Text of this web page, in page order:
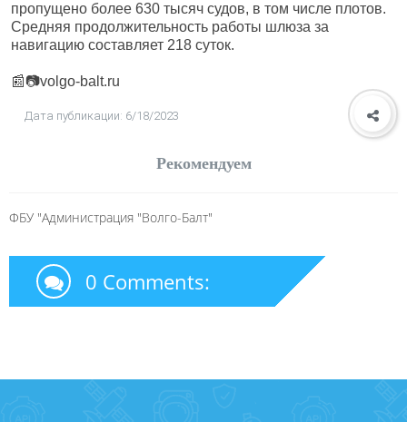
пропущено более 630 тысяч судов, в том числе плотов.
Средняя продолжительность работы шлюза за
навигацию составляет 218 суток.
📰📷volgo-balt.ru
Дата публикации: 6/18/2023
Рекомендуем
ФБУ "Администрация "Волго-Балт"
0 Comments: